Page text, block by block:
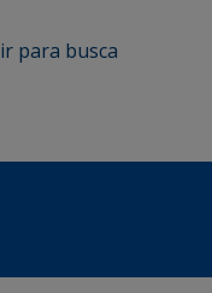
ir para busca